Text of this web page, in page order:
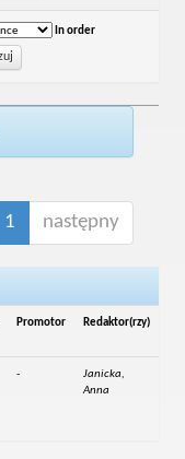
In order
1 następny
Promotor Redaktor(rzy)
-
Janicka,
Anna